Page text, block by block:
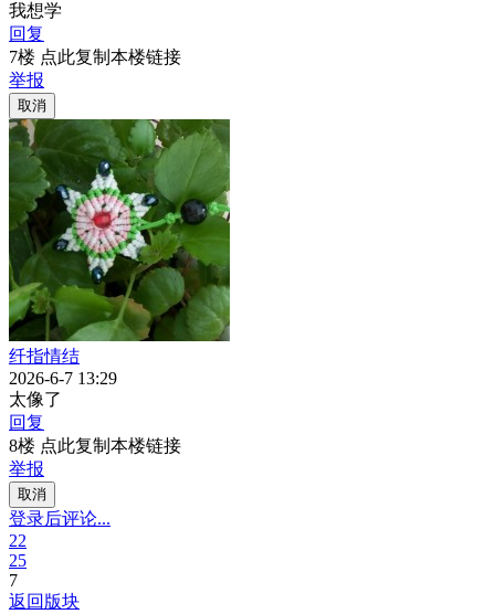
我想学
回复
7楼 点此复制本楼链接
举报
取消
纤指情结
2026-6-7 13:29
太像了
回复
8楼 点此复制本楼链接
举报
取消
登录后评论...
22
25
7
返回版块